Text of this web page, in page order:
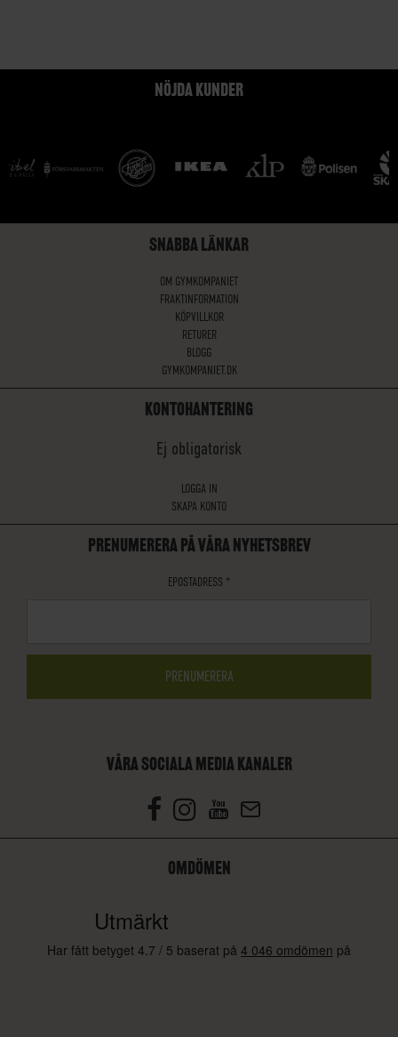
NÖJDA KUNDER
SNABBA LÄNKAR
OM GYMKOMPANIET
FRAKTINFORMATION
KÖPVILLKOR
RETURER
BLOGG
GYMKOMPANIET.DK
KONTOHANTERING
Ej obligatorisk
LOGGA IN
SKAPA KONTO
PRENUMERERA PÅ VÅRA NYHETSBREV
EPOSTADRESS *
VÅRA SOCIALA MEDIA KANALER
OMDÖMEN